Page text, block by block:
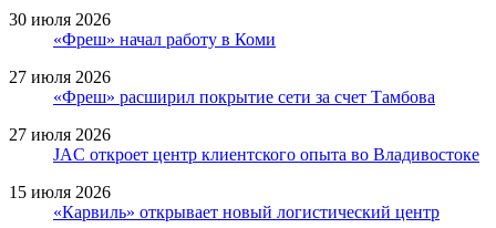
30 июля 2026
«Фреш» начал работу в Коми
27 июля 2026
«Фреш» расширил покрытие сети за счет Тамбова
27 июля 2026
JAC откроет центр клиентского опыта во Владивостоке
15 июля 2026
«Карвиль» открывает новый логистический центр